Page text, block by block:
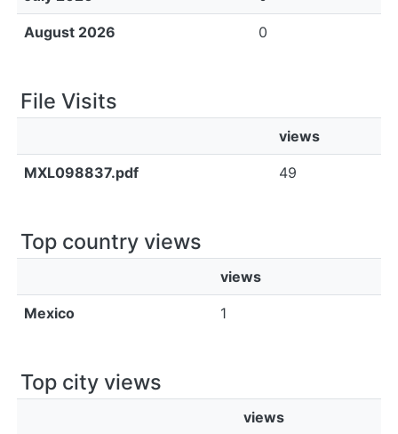
August 2026 0
File Visits
views
MXL098837.pdf 49
Top country views
views
Mexico 1
Top city views
views